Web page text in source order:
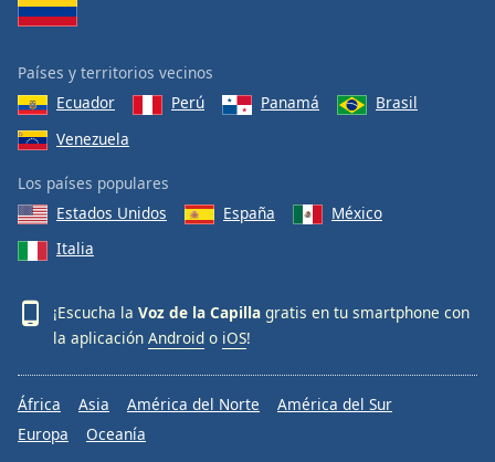
Países y territorios vecinos
Ecuador
Perú Panamá
Brasil
Venezuela
Los países populares
Estados Unidos
España
México
Italia
¡Escucha la Voz de la Capilla gratis en tu smartphone con
la aplicación Android o iOS!
África Asia América del Norte
América del Sur
Europa
Oceanía